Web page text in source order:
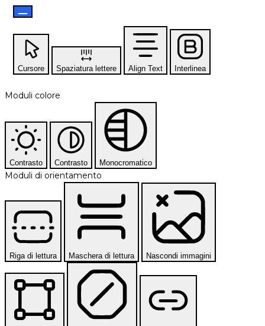
Cursore Spaziatura lettere Align Text Interlinea
Moduli colore
Contrasto Contrasto Monocromatico
Moduli di orientamento
Riga di lettura Maschera di lettura Nascondi immagini